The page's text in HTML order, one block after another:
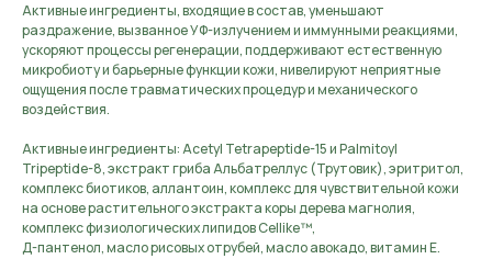
Активные ингредиенты, входящие в состав, уменьшают
раздражение, вызванное УФ-излучением и иммунными реакциями,
ускоряют процессы регенерации, поддерживают естественную
микробиоту и барьерные функции кожи, нивелируют неприятные
ощущения после травматических процедур и механического
воздействия.
Активные ингредиенты: Acetyl Tetrapeptide-15 и Palmitoyl
Tripeptide-8, экстракт гриба Альбатреллус (Трутовик), эритритол,
комплекс биотиков, аллантоин, комплекс для чувствительной кожи
на основе растительного экстракта коры дерева магнолия,
комплекс физиологических липидов Cellike™,
Д-пантенол, масло рисовых отрубей, масло авокадо, витамин Е.